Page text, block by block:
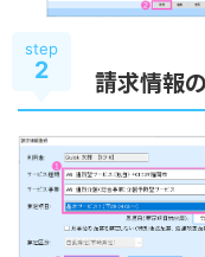
step
2 請求情報